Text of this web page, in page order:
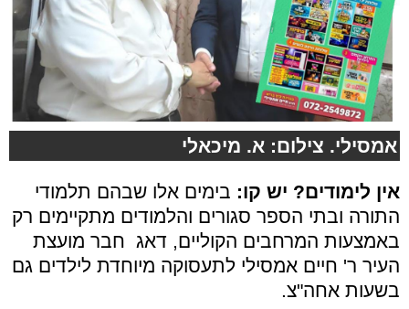
אמסילי. צילום: א. מיכאלי
אין לימודים? יש קו: בימים אלו שבהם תלמודי
התורה ובתי הספר סגורים והלמודים מתקיימים רק
באמצעות המרחבים הקוליים, דאג חבר מועצת
העיר ר' חיים אמסילי לתעסוקה מיוחדת לילדים גם
בשעות אחה"צ.